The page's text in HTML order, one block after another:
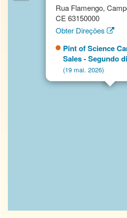
Rua Flamengo,
CE 63150000
Obter Direções
Pint of Science
Sales - Segundo
(19 mai. 2026)